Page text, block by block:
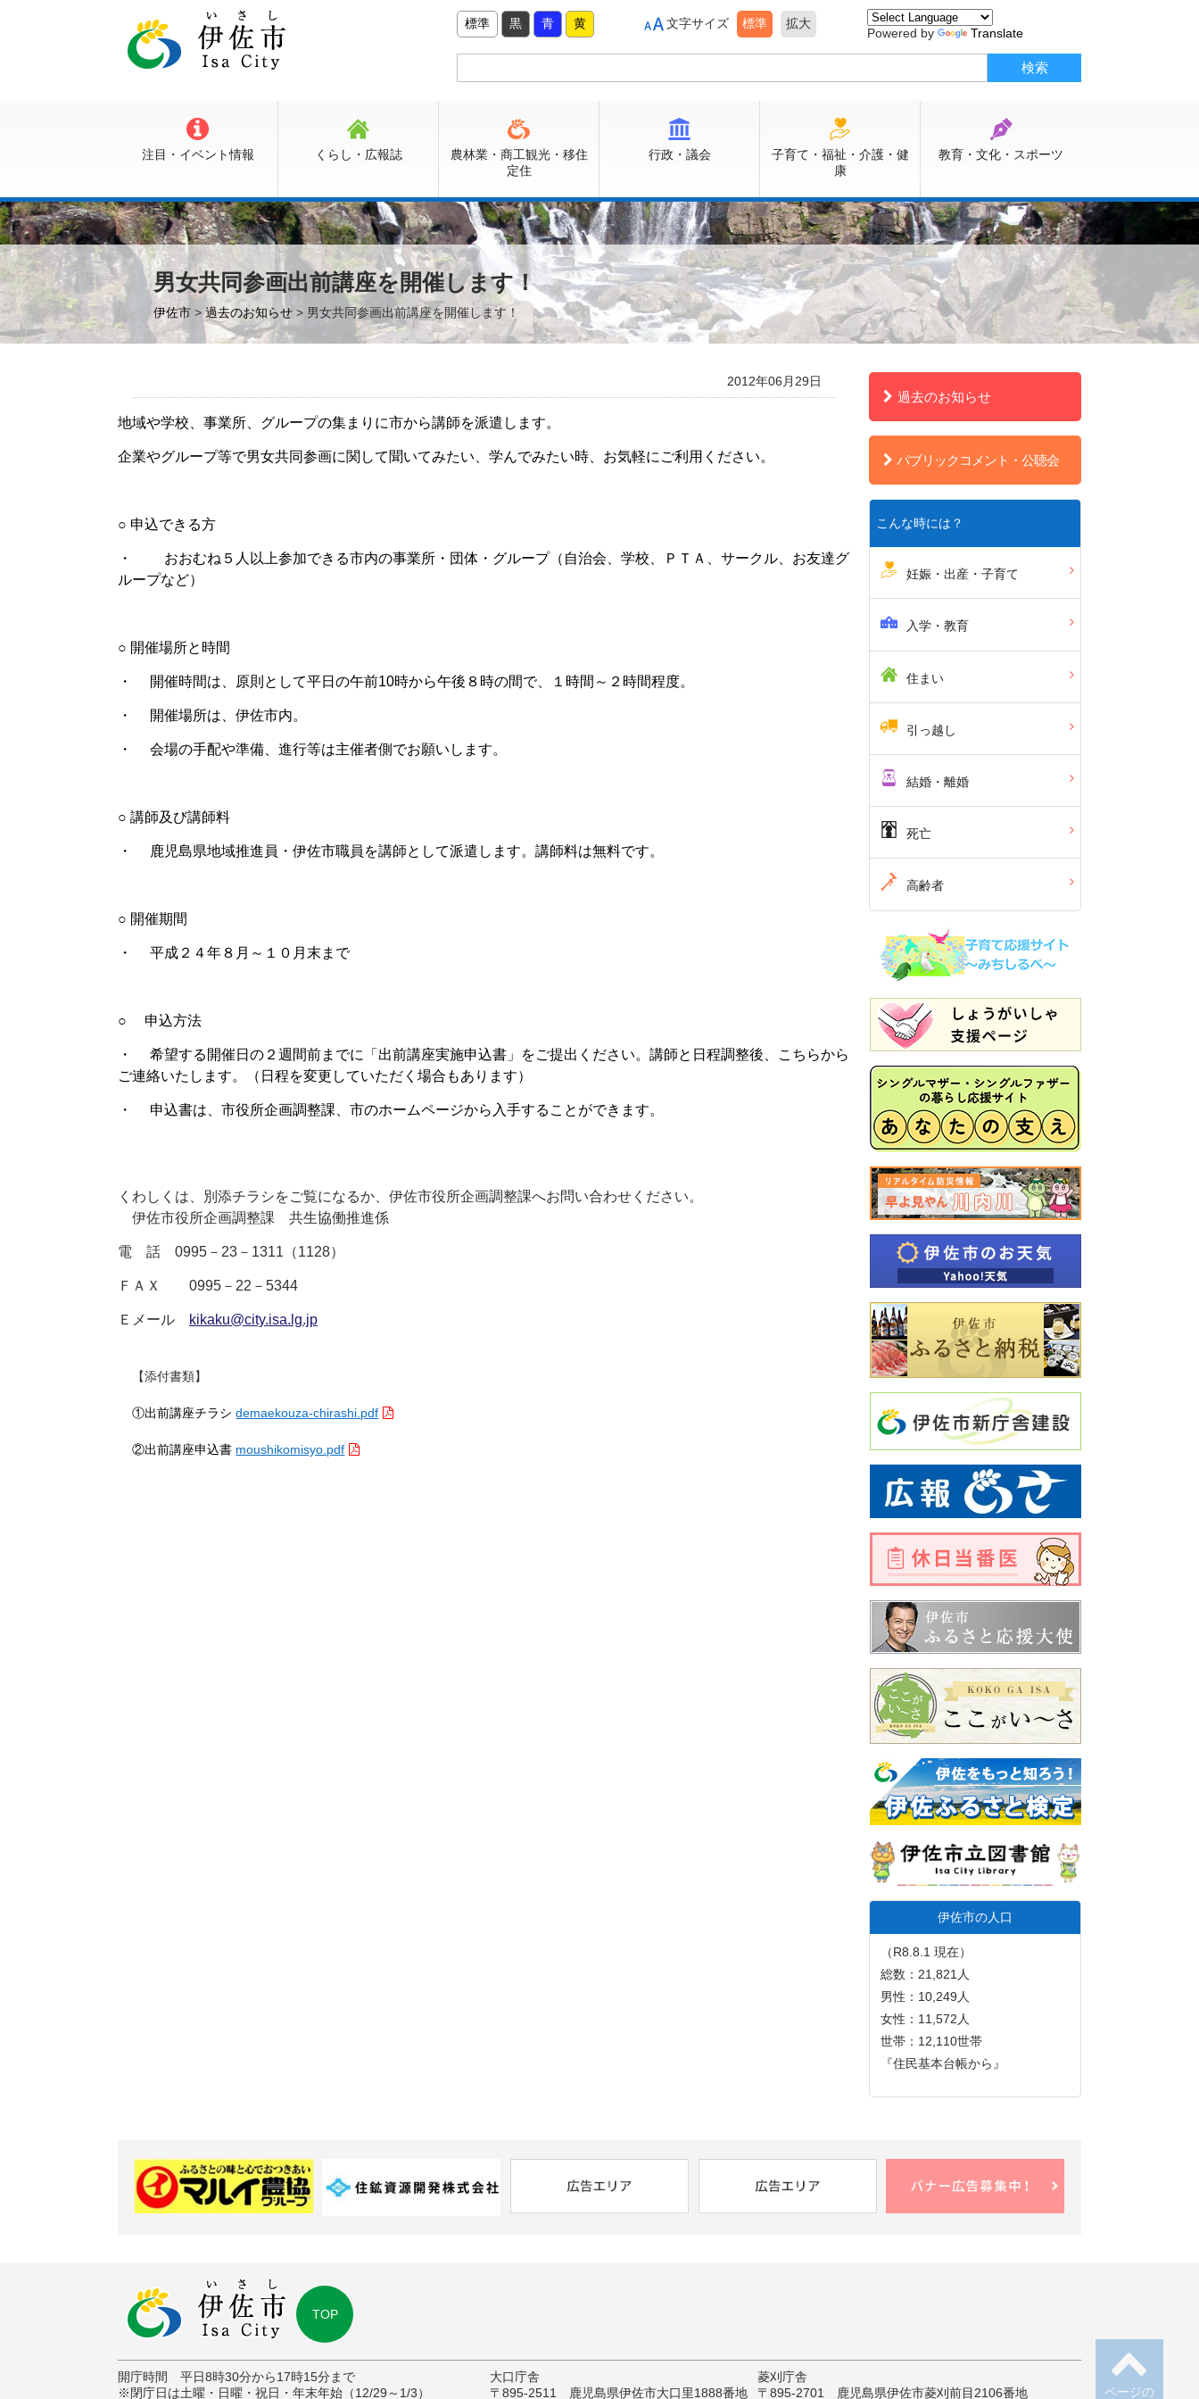
標準 黒 青 黄 文字サイズ 標準 拡大
Powered by Translate
注目・イベント情報 くらし・広報誌
農林業・商工観光・移住
定住
行政・議会
子育て・福祉・介護・健
康
教育・文化・スポーツ
男女共同参画出前講座を開催します！
伊佐市 >過去のお知らせ > 男女共同参画出前講座を開催します！
2012年06月29日
地域や学校、事業所、グループの集まりに市から講師を派遣します。
企業やグループ等で男女共同参画に関して聞いてみたい、学んでみたい時、お気軽にご利用ください。
○ 申込できる方
・ おおむね５人以上参加できる市内の事業所・団体・グループ（自治会、学校、ＰＴＡ、サークル、お友達グ
ループなど）
○ 開催場所と時間
・ 開催時間は、 原則として平日の午前10時から午後８時の間で、 １時間～２時間程度。
・ 開催場所は、伊佐市内。
・ 会場の手配や準備、進行等は主催者側でお願いします。
○ 講師及び講師料
・ 鹿児島県地域推進員・伊佐市職員を講師として派遣します。講師料は無料です。
○ 開催期間
・ 平成２４年８月～１０月末まで
○ 申込方法
・
希望する開催日の２週間前までに「出前講座実施申込書」をご提出ください。講師と日程調整後、こちらから
ご連絡いたします。（日程を変更していただく場合もあります）
・ 申込書は、市役所企画調整課、市のホームページから入手することができます。
くわしくは、別添チラシをご覧になるか、伊佐市役所企画調整課へお問い合わせください。
伊佐市役所企画調整課 共生協働推進係
電 話 0995－23－1311（1128）
ＦＡＸ 0995－22－5344
Ｅメール kikaku@city.isa.lg.jp
【添付書類】
①出前講座チラシ demaekouza-chirashi.pdf
②出前講座申込書 moushikomisyo.pdf
過去のお知らせ
パブリックコメント・公聴会
こんな時には？
妊娠・出産・子育て
入学・教育
住まい
引っ越し
結婚・離婚
死亡
高齢者
伊佐市の人口
（R8.8.1 現在）
総数：21,821人
男性：10,249人
女性：11,572人
世帯：12,110世帯
『住民基本台帳から』
ページの
TOP
開庁時間 平日8時30分から17時15分まで
※閉庁日は土曜・日曜・祝日・年末年始（12/29～1/3）
大口庁舎
〒895-2511 鹿児島県伊佐市大口里1888番地
菱刈庁舎
〒895-2701 鹿児島県伊佐市菱刈前目2106番地